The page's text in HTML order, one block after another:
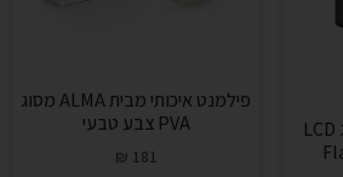
מדפסת תלת מימד מסוג LCD
פילמנט איכותי מבית ALMA מסוג
PVA צבע טבעי
₪ 181